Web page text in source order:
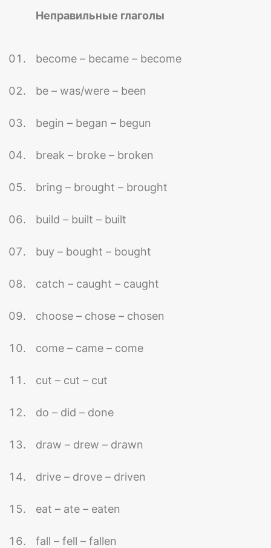
Неправильные глаголы
become – became – become
be – was/were – been
begin – began – begun
break – broke – broken
bring – brought – brought
build – built – built
buy – bought – bought
catch – caught – caught
choose – chose – chosen
come – came – come
cut – cut – cut
do – did – done
draw – drew – drawn
drive – drove – driven
eat – ate – eaten
fall – fell – fallen